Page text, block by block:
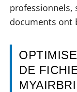
professionnels,
documents ont
DE